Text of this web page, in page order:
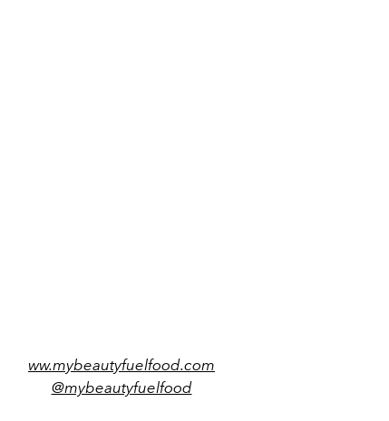
ww.mybeautyfuelfood.com
@mybeautyfuelfood